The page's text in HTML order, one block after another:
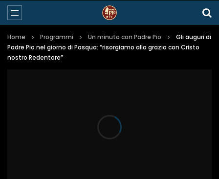
Home Programmi Un minuto con Padre Pio
Gli auguri di
Padre Pio nel giorno di Pasqua: “risorgiamo alla grazia con Cristo
nostro Redentore”